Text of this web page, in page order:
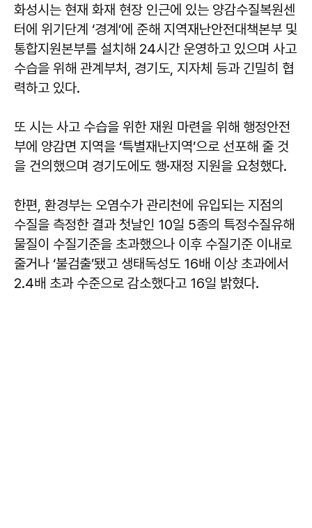
화성시는 현재 화재 현장 인근에 있는 양감수질복원센
터에 위기단계 ‘경계’에 준해 지역재난안전대책본부 및
통합지원본부를 설치해 24시간 운영하고 있으며 사고
수습을 위해 관계부처, 경기도, 지자체 등과 긴밀히 협
력하고 있다.
또 시는 사고 수습을 위한 재원 마련을 위해 행정안전
부에 양감면 지역을 ‘특별재난지역’으로 선포해 줄 것
을 건의했으며 경기도에도 행·재정 지원을 요청했다.
한편, 환경부는 오염수가 관리천에 유입되는 지점의
수질을 측정한 결과 첫날인 10일 5종의 특정수질유해
물질이 수질기준을 초과했으나 이후 수질기준 이내로
줄거나 ‘불검출’됐고 생태독성도 16배 이상 초과에서
2.4배 초과 수준으로 감소했다고 16일 밝혔다.